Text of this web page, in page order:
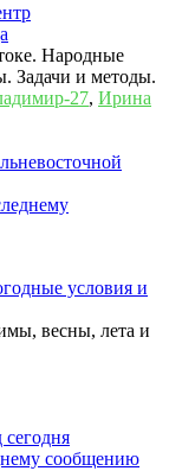
Народные
Задачи и методы.
27, Ирина
условия и
весны, лета и
сообщению